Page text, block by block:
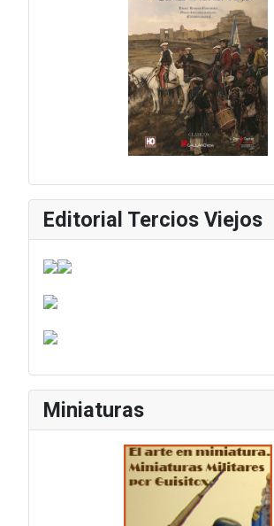
Editorial Tercios Viejos
Miniaturas